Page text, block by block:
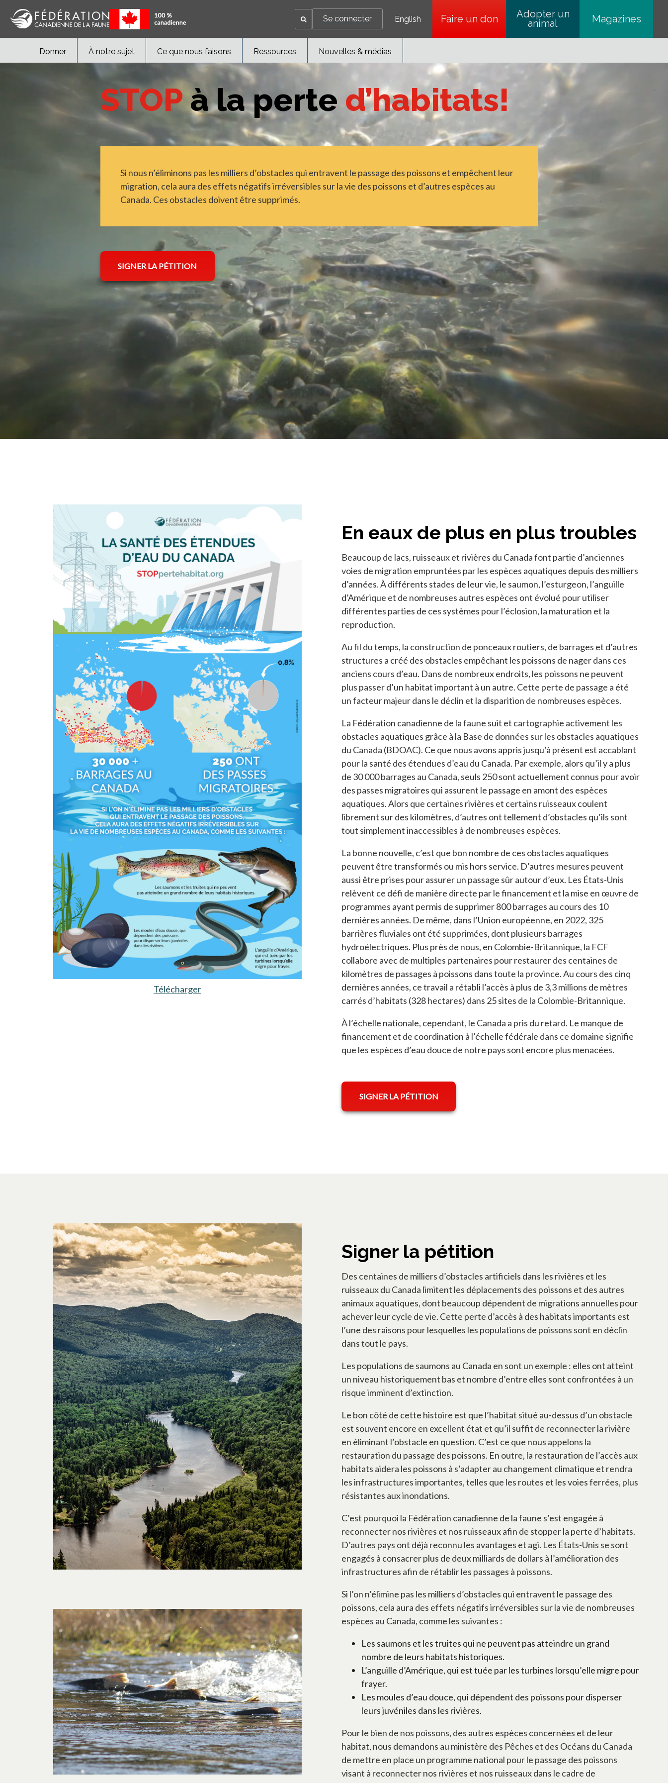
Se connecter English Faire un dons’ouvre dans un nouvel onglet
Adopter un
animal Magazines
Donner À notre sujet Ce que nous faisons Ressources Nouvelles & médias
STOPà la perte d’habitats!
Si nous n’éliminons pas les milliers d’obstacles qui entravent le passage des poissons et empêchent leur
migration, cela aura des effets négatifs irréversibles sur la vie des poissons et d’autres espèces au
Canada. Ces obstacles doivent être supprimés.
SIGNER LA PÉTITION
Télécharger
En eaux de plus en plus troubles
Beaucoup de lacs, ruisseaux et rivières du Canada font partie d’anciennes
voies de migration empruntées par les espèces aquatiques depuis des milliers
d’années. À différents stades de leur vie, le saumon, l’esturgeon, l’anguille
d’Amérique et de nombreuses autres espèces ont évolué pour utiliser
différentes parties de ces systèmes pour l’éclosion, la maturation et la
reproduction.
Au fil du temps, la construction de ponceaux routiers, de barrages et d’autres
structures a créé des obstacles empêchant les poissons de nager dans ces
anciens cours d’eau. Dans de nombreux endroits, les poissons ne peuvent
plus passer d’un habitat important à un autre. Cette perte de passage a été
un facteur majeur dans le déclin et la disparition de nombreuses espèces.
La Fédération canadienne de la faune suit et cartographie activement les
obstacles aquatiques grâce à la Base de données sur les obstacles aquatiques
du Canada (BDOAC). Ce que nous avons appris jusqu’à présent est accablant
pour la santé des étendues d’eau du Canada. Par exemple, alors qu’il y a plus
de 30 000 barrages au Canada, seuls 250 sont actuellement connus pour avoir
des passes migratoires qui assurent le passage en amont des espèces
aquatiques. Alors que certaines rivières et certains ruisseaux coulent
librement sur des kilomètres, d’autres ont tellement d’obstacles qu’ils sont
tout simplement inaccessibles à de nombreuses espèces.
La bonne nouvelle, c’est que bon nombre de ces obstacles aquatiques
peuvent être transformés ou mis hors service. D’autres mesures peuvent
aussi être prises pour assurer un passage sûr autour d’eux. Les États-Unis
relèvent ce défi de manière directe par le financement et la mise en œuvre de
programmes ayant permis de supprimer 800 barrages au cours des 10
dernières années. De même, dans l’Union européenne, en 2022, 325
barrières fluviales ont été supprimées, dont plusieurs barrages
hydroélectriques. Plus près de nous, en Colombie-Britannique, la FCF
collabore avec de multiples partenaires pour restaurer des centaines de
kilomètres de passages à poissons dans toute la province. Au cours des cinq
dernières années, ce travail a rétabli l’accès à plus de 3,3 millions de mètres
carrés d’habitats (328 hectares) dans 25 sites de la Colombie-Britannique.
À l’échelle nationale, cependant, le Canada a pris du retard. Le manque de
financement et de coordination à l’échelle fédérale dans ce domaine signifie
que les espèces d’eau douce de notre pays sont encore plus menacées.
SIGNER LA PÉTITION
Signer la pétition
Des centaines de milliers d’obstacles artificiels dans les rivières et les
ruisseaux du Canada limitent les déplacements des poissons et des autres
animaux aquatiques, dont beaucoup dépendent de migrations annuelles pour
achever leur cycle de vie. Cette perte d’accès à des habitats importants est
l’une des raisons pour lesquelles les populations de poissons sont en déclin
dans tout le pays.
Les populations de saumons au Canada en sont un exemple : elles ont atteint
un niveau historiquement bas et nombre d’entre elles sont confrontées à un
risque imminent d’extinction.
Le bon côté de cette histoire est que l’habitat situé au-dessus d’un obstacle
est souvent encore en excellent état et qu’il suffit de reconnecter la rivière
en éliminant l’obstacle en question. C’est ce que nous appelons la
restauration du passage des poissons. En outre, la restauration de l’accès aux
habitats aidera les poissons à s’adapter au changement climatique et rendra
les infrastructures importantes, telles que les routes et les voies ferrées, plus
résistantes aux inondations.
C’est pourquoi la Fédération canadienne de la faune s’est engagée à
reconnecter nos rivières et nos ruisseaux afin de stopper la perte d’habitats.
D’autres pays ont déjà reconnu les avantages et agi. Les États-Unis se sont
engagés à consacrer plus de deux milliards de dollars à l’amélioration des
infrastructures afin de rétablir les passages à poissons.
Si l’on n’élimine pas les milliers d’obstacles qui entravent le passage des
poissons, cela aura des effets négatifs irréversibles sur la vie de nombreuses
espèces au Canada, comme les suivantes :
Les saumons et les truites qui ne peuvent pas atteindre un grand
nombre de leurs habitats historiques.
L’anguille d’Amérique, qui est tuée par les turbines lorsqu’elle migre pour
frayer.
Les moules d’eau douce, qui dépendent des poissons pour disperser
leurs juvéniles dans les rivières.
Pour le bien de nos poissons, des autres espèces concernées et de leur
habitat, nous demandons au ministère des Pêches et des Océans du Canada
de mettre en place un programme national pour le passage des poissons
visant à reconnecter nos rivières et nos ruisseaux dans le cadre de